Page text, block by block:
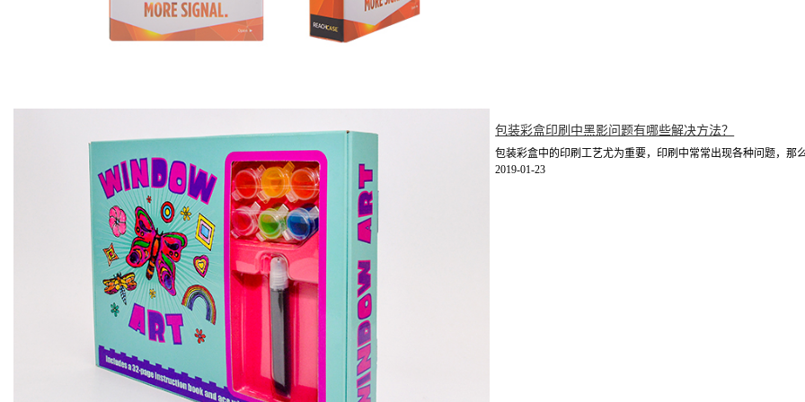
包装彩盒印刷中黑影问题有哪些解决方法？
包装彩盒中的印刷工艺尤为重要，印刷中常常出现各种问题，那
2019-01-23